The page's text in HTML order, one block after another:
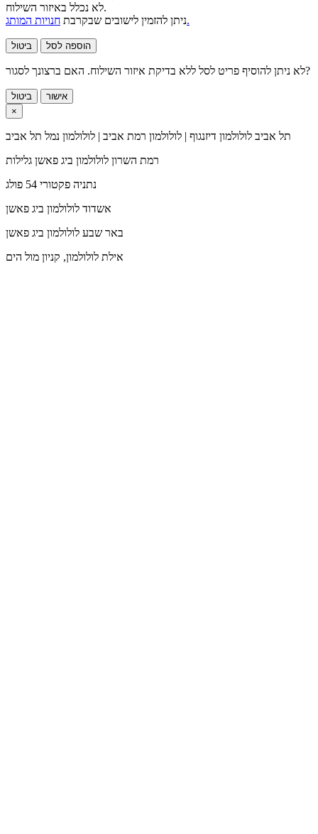
לא נכלל באיזור השילוח.
ניתן להזמין לישובים שבקרבתחנויות המותג.
ביטול הוספה לסל
לא ניתן להוסיף פריט לסל ללא בדיקת איזור השילוח. האם ברצונך לסגור?
ביטול
אישור
×
תל אביב לולולמון דיזנגוף | לולולמון רמת אביב | לולולמון נמל תל אביב
רמת השרון לולולמון ביג פאשן גלילות
נתניה פקטורי 54 פולג
אשדוד לולולמון ביג פאשן
באר שבע לולולמון ביג פאשן
אילת לולולמון, קניון מול הים